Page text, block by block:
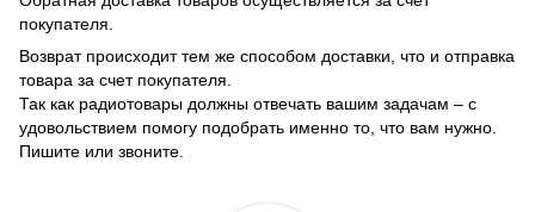
покупателя.
Возврат происходит тем же способом доставки, что и отправка
товара за счет покупателя.
Так как радиотовары должны отвечать вашим задачам – с
удовольствием помогу подобрать именно то, что вам нужно.
Пишите или звоните.